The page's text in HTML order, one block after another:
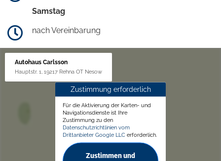
Samstag
nach Vereinbarung
Autohaus Carlsson
Hauptstr. 1, 19217 Rehna OT Nesow
Zustimmung erforderlich
Für die Aktivierung der Karten- und
Navigationsdienste ist Ihre
Zustimmung zu den
Datenschutzrichtlinien vom
Drittanbieter Google LLC erforderlich.
Zustimmen und